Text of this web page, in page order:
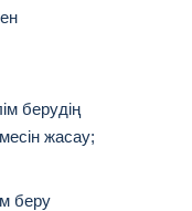
берудің
жасау;
беру